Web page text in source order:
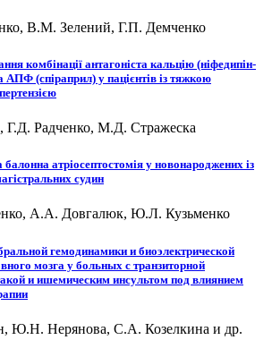
В.М. Зелений, Г.П. Демченко
комбінації антагоніста кальцію (ніфедипін-
АПФ (спіраприл) у пацієнтів із тяжкою
Радченко, М.Д. Стражеска
атріосептостомія у новонароджених із
судин
А.А. Довгалюк, Ю.Л. Кузьменко
гемодинамики и биоэлектрической
мозга у больных с транзиторной
и ишемическим инсультом под влиянием
Ю.Н. Нерянова, С.А. Козелкина и др.